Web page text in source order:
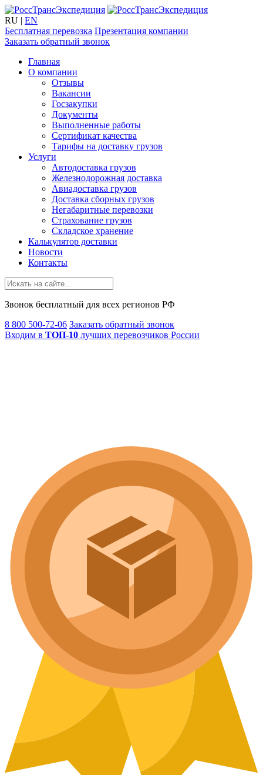
RU | EN
Бесплатная перевозка Презентация компании
Заказать обратный звонок
Главная
О компании
Отзывы
Вакансии
Госзакупки
Документы
Выполненные работы
Сертификат качества
Тарифы на доставку грузов
Услуги
Автодоставка грузов
Железнодорожная доставка
Авиадоставка грузов
Доставка сборных грузов
Негабаритные перевозки
Страхование грузов
Складское хранение
Калькулятор доставки
Новости
Контакты
Звонок бесплатный для всех регионов РФ
8 800 500-72-06 Заказать обратный звонок
Входим в ТОП-10 лучших перевозчиков России